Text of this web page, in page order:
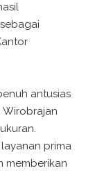
antusias
Wirobrajan
prima
memberikan